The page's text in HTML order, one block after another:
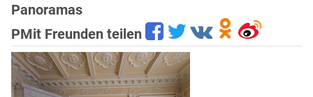
Panoramas
PMit Freunden teilen